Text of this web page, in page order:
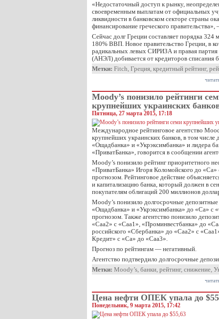
«Недостаточный доступ к рынку,
своевременным выплатам от официальных
ликвидности в банковском секторе страны
финансирование греческого
Сейчас долг Греции составляет порядка 324
180% ВВП. Новое правительство Греции, в
радикальных левых СИРИЗА и правая партия
(АНЭЛ) добивается от кредиторов списания
Метки: Fitch, Греция, кредитный рейтинг,
Moody’s понизило рейтинги
крупнейших украинских
Пятница, 27 марта 2015, 17:18
Международное рейтинговое агентство
крупнейших украинских банков, в том числе
«Ощадбанка» и «Укрэксимбанка» и лидера
«ПриватБанка», говорится в сообщении
Moody’s понизило рейтинг приоритетного
«ПриватБанка» Игоря Коломойского до «Ca»
прогнозом. Рейтинговое действие
и капитализацию банка, который должен в
покупателям облигаций 200 миллионов
Moody’s понизило долгосрочные
«Ощадбанка» и «Укрэксимбанка» до «Ca» с
прогнозом. Также агентство понизило
«Caa2» с «Caa1», «Проминвестбанка» до
российского «Сбербанка» до «Caa2» с
Кредит» с «Ca» до «Caa3».
Прогноз по рейтингам — негативный.
Агентство подтвердило долгосрочные
Метки: Moody’s, банки, рейтинг, снижение,
Цена нефти ОПЕК упала до
Понедельник, 9 марта 2015, 17:42